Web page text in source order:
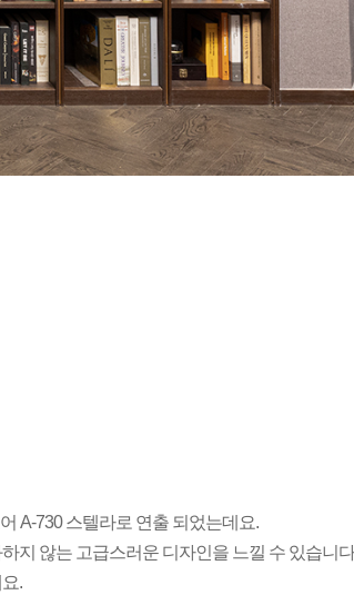
A-730 스텔라로 연출 되었는데요.
지 않는 고급스러운 디자인을 느낄 수 있습니
.